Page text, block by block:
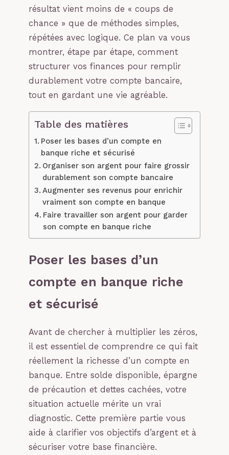
résultat vient moins de « coups de
chance » que de méthodes simples,
répétées avec logique. Ce plan va vous
montrer, étape par étape, comment
structurer vos finances pour remplir
durablement votre compte bancaire,
tout en gardant une vie agréable.
Table des matières
Poser les bases d’un compte en
banque riche et sécurisé
Organiser son argent pour faire grossir
durablement son compte bancaire
Augmenter ses revenus pour enrichir
vraiment son compte en banque
Faire travailler son argent pour garder
son compte en banque riche
Poser les bases d’un
compte en banque riche
et sécurisé
Avant de chercher à multiplier les zéros,
il est essentiel de comprendre ce qui fait
réellement la richesse d’un compte en
banque. Entre solde disponible, épargne
de précaution et dettes cachées, votre
situation actuelle mérite un vrai
diagnostic. Cette première partie vous
aide à clarifier vos objectifs d’argent et à
sécuriser votre base financière.